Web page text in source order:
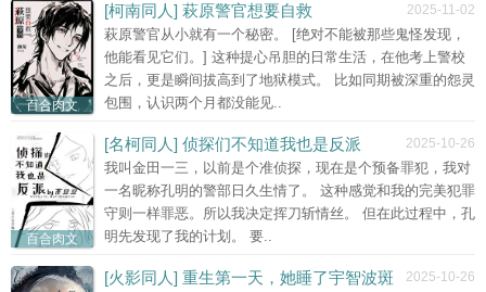
绝世甜O竟
是控制狂
粥粥亦未寝
百合肉文
2025-11-02
[柯南同人] 萩原警官想要自救
萩原警官从小就有一个秘密。 [绝对不能被那些鬼怪发现，
他能看见它们。] 这种提心吊胆的日常生活，在他考上警校
之后，更是瞬间拔高到了地狱模式。 比如同期被深重的怨灵
包围，认识两个月都没能见..
百合肉文
2025-10-26
[名柯同人] 侦探们不知道我也是反派
我叫金田一三，以前是个准侦探，现在是个预备罪犯，我对
一名昵称孔明的警部日久生情了。 这种感觉和我的完美犯罪
守则一样罪恶。所以我决定挥刀斩情丝。 但在此过程中，孔
明先发现了我的计划。 要..
2025-10-26
[火影同人] 重生第一天，她睡了宇智波斑